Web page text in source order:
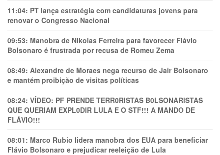
11:04: PT lança estratégia com candidaturas jovens para
renovar o Congresso Nacional
09:53: Manobra de Nikolas Ferreira para favorecer Flávio
Bolsonaro é frustrada por recusa de Romeu Zema
08:49: Alexandre de Moraes nega recurso de Jair Bolsonaro
e mantém proibição de visitas políticas
08:24: VÍDEO: PF PRENDE TERR0RlSTAS B0LSONARlSTAS
QUE QUERIAM EXPL0DlR LULA E O STF!!! A MANDO DE
FLÁVIO!!!
08:01: Marco Rubio lidera manobra dos EUA para beneficiar
Flávio Bolsonaro e prejudicar reeleição de Lula